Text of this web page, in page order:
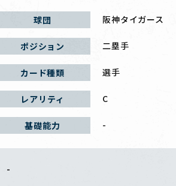
球団 阪神タイガース
ポジション 二塁手
カード種類 選手
レアリティ C
基礎能力 -
-